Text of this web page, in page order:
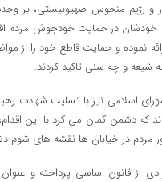
و رژیم منحوس صهیونیستی، بر
خودشان در حمایت خودجوش مردم
ارائه نموده و حمایت قاطع خود را
شیعه و چه سنی تاکید کردند.
اسلامی نیز با تسلیت شهادت
که دشمن گمان می کرد با این
در خیابان ها نقشه های شوم
از قانون اساسی پرداخته و